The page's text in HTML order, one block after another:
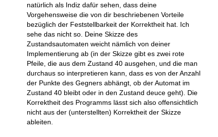
natürlich als Indiz dafür sehen, dass deine
Vorgehensweise die von dir beschriebenen Vorteile
bezüglich der Feststellbarkeit der Korrektheit hat. Ich
sehe das nicht so. Deine Skizze des
Zustandsautomaten weicht nämlich von deiner
Implementierung ab (in der Skizze gibt es zwei rote
Pfeile, die aus dem Zustand 40 ausgehen, und die man
durchaus so interpretieren kann, dass es von der Anzahl
der Punkte des Gegners abhängt, ob der Automat im
Zustand 40 bleibt oder in den Zustand deuce geht). Die
Korrektheit des Programms lässt sich also offensichtlich
nicht aus der (unterstellten) Korrektheit der Skizze
ableiten.